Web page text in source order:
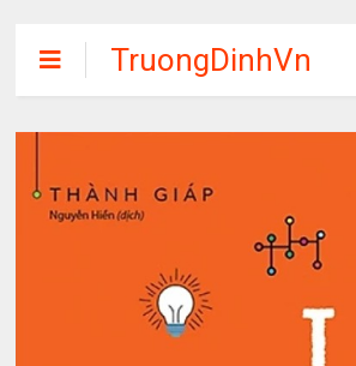
TruongDinhVn
Chia sẽ ebook,
các khóa học,
tập miễn phí